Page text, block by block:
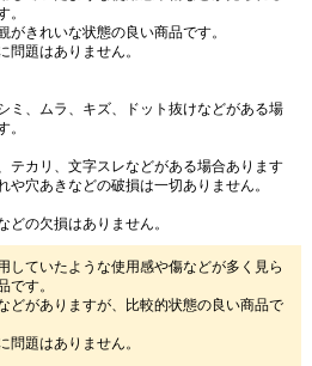
。
がきれいな状態の良い商品です。
問題はありません。
ミ、ムラ、キズ、ドット抜けなどがある場
。
テカリ、文字スレなどがある場合あります
や穴あきなどの破損は一切ありません。
どの欠損はありません。
していたような使用感や傷などが多く見ら
です。
どがありますが、比較的状態の良い商品で
問題はありません。